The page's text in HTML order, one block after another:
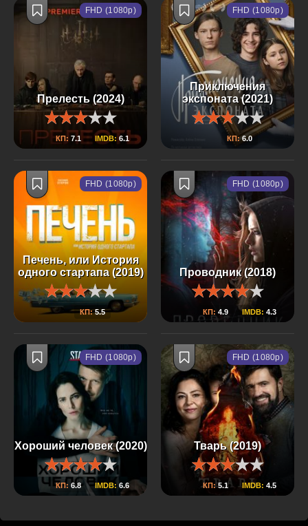
Прелесть (2024)
КП: 7.1 IMDB: 6.1
FHD (1080p)
Приключения
экспоната (2021)
КП:6.0
FHD (1080p)
Печень, или История
одного стартапа (2019)
КП:5.5
FHD (1080p)
Проводник (2018)
КП: 4.9 IMDB: 4.3
FHD (1080p)
Хороший человек (2020)
КП: 6.8 IMDB: 6.6
FHD (1080p)
Тварь (2019)
КП:5.1 IMDB: 4.5
FHD (1080p)